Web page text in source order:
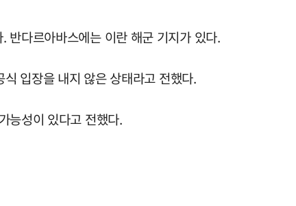
반다르아바스에는 이란 해군 기지가 있다.
입장을 내지 않은 상태라고 전했다.
능성이 있다고 전했다.